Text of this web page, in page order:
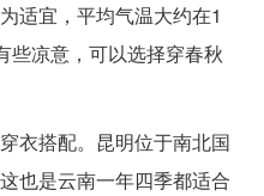
适宜，平均气温大约在1
凉意，可以选择穿春秋
衣搭配。昆明位于南北国
也是云南一年四季都适合